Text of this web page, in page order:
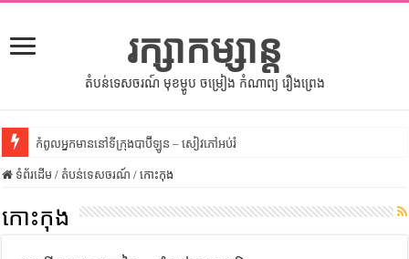
រក្សាកម្សាន្ត
តំបន់ទេសចរណ៍ មុខម្ហូប ចម្រៀង កំណាព្យ រឿងព្រេង
កំពូលអ្នកមាននៅទីក្រុងបាប៊ីឡូន – សៀវភៅអប់រំ
សីលធម៌នៅក្នុងសង្គមខ្មែរ – សៀវភៅចំណេះដឹងទូទៅ
សិល្បះចរចា – សៀវភៅពាណិជ្ជកម្ម
ទំព័រដើម / តំបន់ទេសចរណ៍ / កោះកុង
កោះកុង